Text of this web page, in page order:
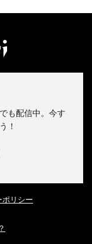
も配信中。今す
！
ポリシー